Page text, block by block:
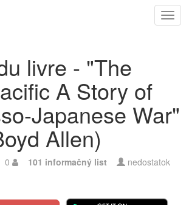
livre - "The
A Story of
Japanese War"
Allen)
0 101 informačný list nedostatok